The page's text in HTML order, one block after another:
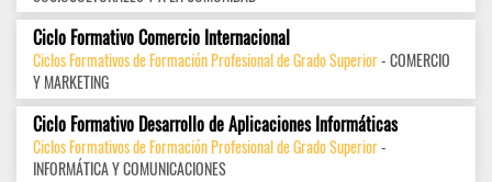
Ciclo Formativo Comercio Internacional
Ciclos Formativos de Formación Profesional de Grado Superior- COMERCIO
Y MARKETING
Ciclo Formativo Desarrollo de Aplicaciones Informáticas
Ciclos Formativos de Formación Profesional de Grado Superior-
INFORMÁTICA Y COMUNICACIONES